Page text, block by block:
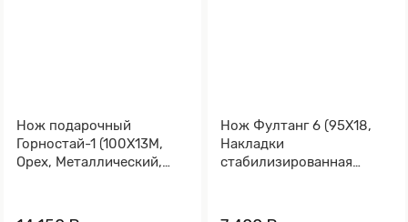
Нож подарочный
Горностай-1 (100Х13М,
Орех, Металлический,
Нож Фултанг 6 (95Х18,
Накладки
стабилизированная